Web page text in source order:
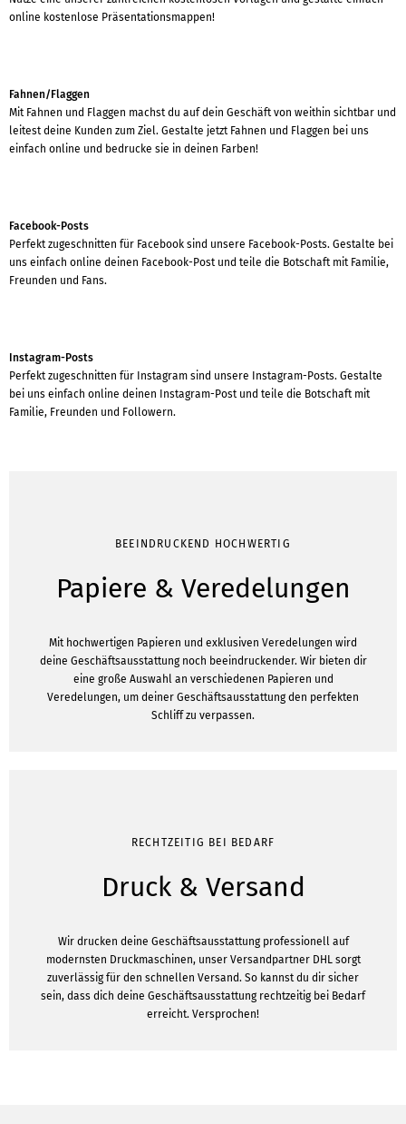
online kostenlose Präsentationsmappen!
Fahnen/Flaggen
Mit Fahnen und Flaggen machst du auf dein Geschäft von weithin sichtbar und
leitest deine Kunden zum Ziel. Gestalte jetzt Fahnen und Flaggen bei uns
einfach online und bedrucke sie in deinen Farben!
Facebook-Posts
Perfekt zugeschnitten für Facebook sind unsere Facebook-Posts. Gestalte bei
uns einfach online deinen Facebook-Post und teile die Botschaft mit Familie,
Freunden und Fans.
Instagram-Posts
Perfekt zugeschnitten für Instagram sind unsere Instagram-Posts. Gestalte
bei uns einfach online deinen Instagram-Post und teile die Botschaft mit
Familie, Freunden und Followern.
BEEINDRUCKEND HOCHWERTIG
Papiere & Veredelungen
Mit hochwertigen Papieren und exklusiven Veredelungen wird
deine Geschäftsausstattung noch beeindruckender. Wir bieten dir
eine große Auswahl an verschiedenen Papieren und
Veredelungen, um deiner Geschäftsausstattung den perfekten
Schliff zu verpassen.
RECHTZEITIG BEI BEDARF
Druck & Versand
Wir drucken deine Geschäftsausstattung professionell auf
modernsten Druckmaschinen, unser Versandpartner DHL sorgt
zuverlässig für den schnellen Versand. So kannst du dir sicher
sein, dass dich deine Geschäftsausstattung rechtzeitig bei Bedarf
erreicht. Versprochen!